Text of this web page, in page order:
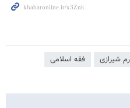
شیرازی فقه اسلامی